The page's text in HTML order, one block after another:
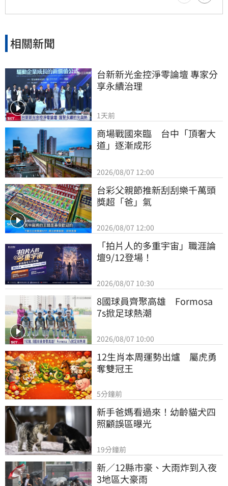
相關新聞
台新新光金控淨零論壇 專家分
享永續治理
1天前
商場戰國來臨　台中「頂奢大
道」逐漸成形
2026/08/07 12:00
台彩父親節推新刮刮樂千萬頭
獎超「爸」氣
2026/08/07 12:00
「拍片人的多重宇宙」職涯論
壇9/12登場！
2026/08/07 10:30
8國球員齊聚高雄　Formosa
7s掀足球熱潮
2026/08/07 10:00
12生肖本周運勢出爐　屬虎勇
奪雙冠王
5分鐘前
新手爸媽看過來！幼齡貓犬四
照顧誤區曝光
19分鐘前
新／12縣市豪、大雨炸到入夜
3地區大豪雨